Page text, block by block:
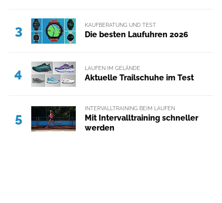
3 KAUFBERATUNG UND TEST
Die besten Laufuhren 2026
4 LAUFEN IM GELÄNDE
Aktuelle Trailschuhe im Test
5
INTERVALLTRAINING BEIM LAUFEN
Mit Intervalltraining schneller
werden